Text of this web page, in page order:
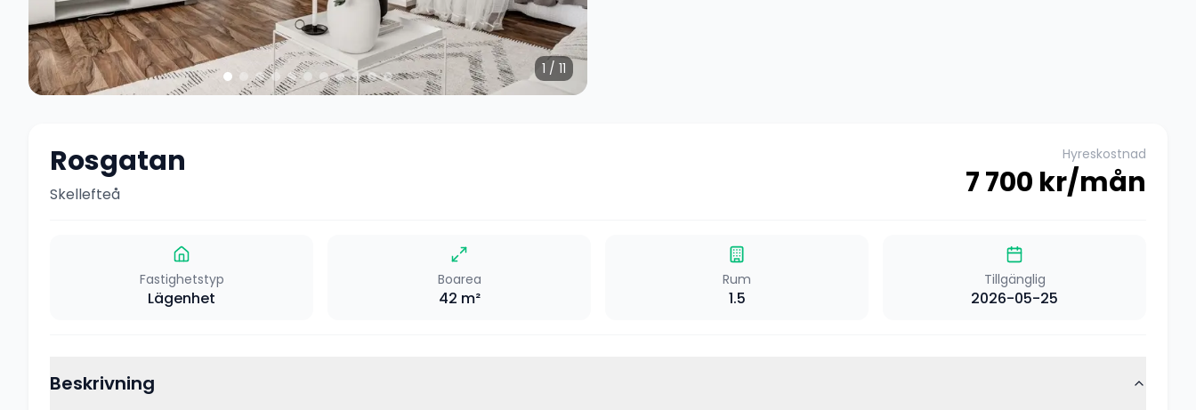
1 / 11
Rosgatan
Skellefteå
Hyreskostnad
7 700 kr/mån
Fastighetstyp
Lägenhet
Boarea
42 m²
Rum
1.5
Tillgänglig
2026-05-25
Beskrivning